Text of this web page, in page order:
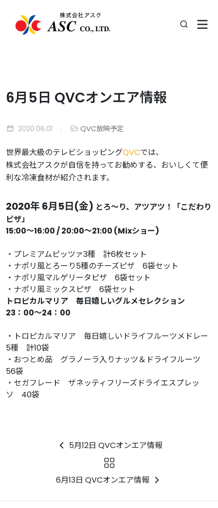
6月5日 QVCオンエア情報
2020.06.01 QVC放映予定
世界最大級のテレビショッピングQVCでは、
株式会社アスクが自信を持ってお勧めする、おいしくて便
利な冷凍食材が紹介されます。
2020年 6月5日(金) とろ〜り、アツアツ！「こだわり
ピザ」
15:00〜16:00 / 20:00〜21:00 (Mixショー)
・プレミアムピッツァ3種 計6枚セット
・ナポリ風とろーり5種のチーズピザ 6袋セット
・ナポリ風マルゲリータピザ 6袋セット
・ナポリ風ミックスピザ 6袋セット
トロピカルマリア 毎日嬉しいグルメセレクション
23：00〜24：00
・トロピカルマリア 毎日嬉しいドライフルーツメドレー
5種 計10袋
・おつとめ品 グラノーラ入りナッツ＆ドライフルーツ
56袋
・セガフレード ザネッティフリーズドライエスプレッ
ソ 40袋
5月12日 QVCオンエア情報
6月13日 QVCオンエア情報